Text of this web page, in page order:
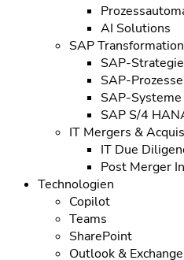
AI Solutions
SAP Transformation
SAP-Strategie
SAP-Prozesse
SAP-Systeme
SAP S/4
IT Mergers &
IT Due
Post Merger
Technologien
Copilot
Teams
SharePoint
Outlook & Exchange